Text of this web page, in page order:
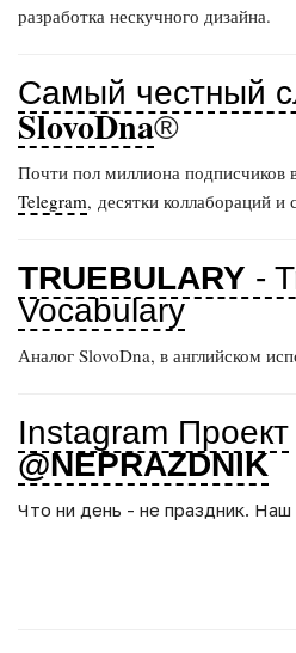
разработка нескучного дизайна.
Самый честный
SlovoDna®
Почти пол миллиона подписчиков
Telegram, десятки коллабораций и
TRUEBULARY -
Vocabulary
Аналог SlovoDna, в английском
Instagram Проект
@NEPRAZDNIK
Что ни день - не праздник. Наш